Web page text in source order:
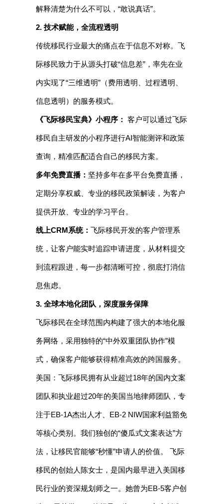
解释清楚为什么不可以，“敢说真话”。
2. 技术赋能，全流程透明
传统移民行业最大的痛点在于信息不对称。飞
际移民致力于从源头打破“信息差”，率先在业
内实现了“三维透明”（费用透明、过程透明、
信息透明）的服务模式。
《飞际移民宝典》小程序： 客户可以通过飞际
移民自主研发的小程序进行AI智能测评和政策
查询，精准匹配适合自己的移民方案。
多年免费直播： 坚持多年在多平台免费直播，
定期分享权威、专业的移民政策解读，为客户
提供开放、专业的学习平台。
线上CRM系统： 飞际移民开发的客户管理系
统，让客户能实时追踪申请进度，从材料提交
到流程跟进，每一步都清晰可控，彻底打消信
息焦虑。
3. 全球本地化团队，深度服务保障
飞际移民在全球范围内构建了强大的本地化服
务网络，采用独特的“中外双重团队协作”模
式，确保客户能够获得精准高效的跨国服务。
美国：飞际移民拥有从业超过18年的国内文案
团队和执业超过20年的美国当地律师团队，专
注于EB-1A杰出人才、EB-2 NIW国家利益豁免
等核心类别。我们独创的“傻瓜式文案表达”方
法，让移民官能够“秒懂”申请人的价值。 飞际
移民的创始人陈女士，是国内最早进入美国移
民行业的资深规划师之一。她曾为EB-5客户创